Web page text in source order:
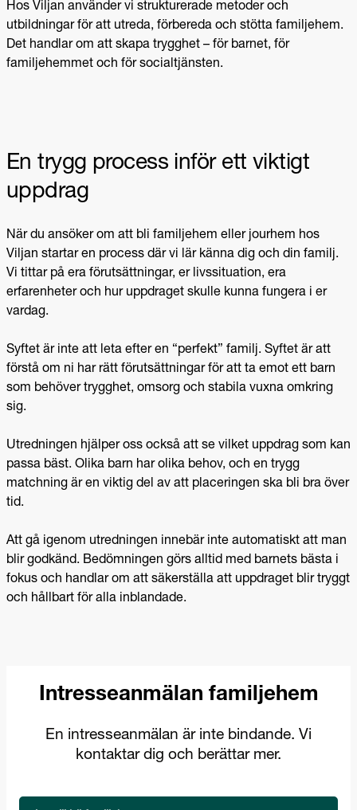
Hos Viljan använder vi strukturerade metoder och
utbildningar för att utreda, förbereda och stötta familjehem.
Det handlar om att skapa trygghet – för barnet, för
familjehemmet och för socialtjänsten.
En trygg process inför ett viktigt
uppdrag
När du ansöker om att bli familjehem eller jourhem hos
Viljan startar en process där vi lär känna dig och din familj.
Vi tittar på era förutsättningar, er livssituation, era
erfarenheter och hur uppdraget skulle kunna fungera i er
vardag.
Syftet är inte att leta efter en “perfekt” familj. Syftet är att
förstå om ni har rätt förutsättningar för att ta emot ett barn
som behöver trygghet, omsorg och stabila vuxna omkring
sig.
Utredningen hjälper oss också att se vilket uppdrag som kan
passa bäst. Olika barn har olika behov, och en trygg
matchning är en viktig del av att placeringen ska bli bra över
tid.
Att gå igenom utredningen innebär inte automatiskt att man
blir godkänd. Bedömningen görs alltid med barnets bästa i
fokus och handlar om att säkerställa att uppdraget blir tryggt
och hållbart för alla inblandade.